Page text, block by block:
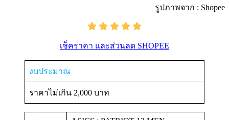
รูปภาพจาก : Shopee
เช็คราคา และส่วนลด SHOPEE
งบประมาณ
ราคาไม่เกิน 2,000 บาท